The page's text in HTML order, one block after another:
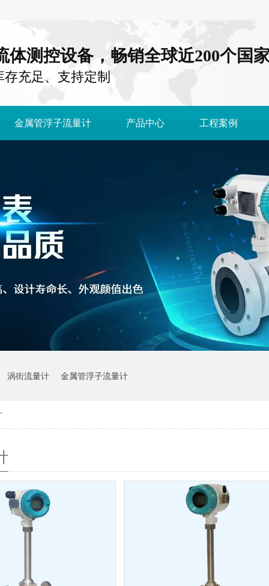
体测控设备，畅销全球近200个国
充足、支持定制
金属管浮子流量计 产品中心 工程案例
涡街流量计 金属管浮子流量计